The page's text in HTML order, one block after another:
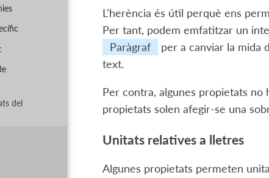
del
L'herència és útil perquè ens
Per tant, podem emfatitzar un
Paràgraf
per a canviar la mida
text.
Per contra, algunes propietats
propietats solen afegir-se una
Unitats relatives a lletres
Algunes propietats permeten